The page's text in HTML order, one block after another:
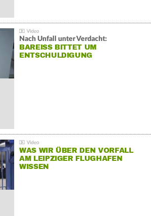
Nach Unfall unter Verdacht:
BAREISS BITTET UM E
NTSCHULDIGUNG
WAS WIR ÜBER DEN VORFALL
AM LEIPZIGER FLUGHAFEN
WISSEN